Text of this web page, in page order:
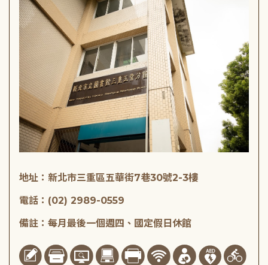
地址：新北市三重區五華街7巷30號2-3樓
電話：(02) 2989-0559
備註：每月最後一個週四、國定假日休館